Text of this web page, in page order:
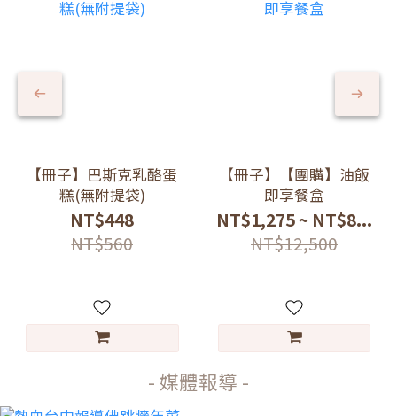
【冊子】巴斯克乳酪蛋
糕(無附提袋)
NT$448
NT$560
【冊子】【團購】油飯
即享餐盒
NT$1,275 ~ NT$8...
NT$12,500
- 媒體報導 -